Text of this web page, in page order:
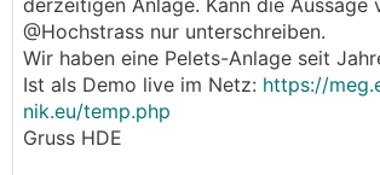
derzeitigen Anlage. Kann die Aussage
@Hochstrass nur unterschreiben.
Wir haben eine Pelets-Anlage seit
Ist als Demo live im Netz: https://
nik.eu/temp.php
Gruss HDE